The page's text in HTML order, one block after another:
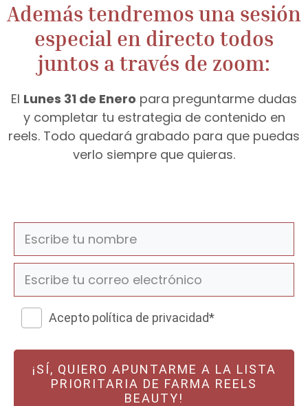
Además tendremos una sesión
especial en directo todos
juntos a través de zoom:
El Lunes 31 de Enero para preguntarme dudas
y completar tu estrategia de contenido en
reels. Todo quedará grabado para que puedas
verlo siempre que quieras.
Acepto política de privacidad*
¡SÍ, QUIERO APUNTARME A LA LISTA
PRIORITARIA DE FARMA REELS
BEAUTY!